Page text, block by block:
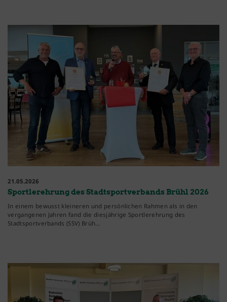
21.05.2026
Sportlerehrung des Stadtsportverbands Brühl 2026
In einem bewusst kleineren und persönlichen Rahmen als in den
vergangenen Jahren fand die diesjährige Sportlerehrung des
Stadtsportverbands (SSV) Brüh…